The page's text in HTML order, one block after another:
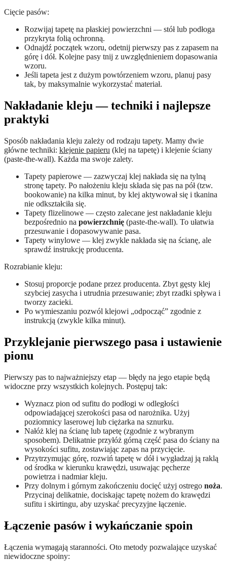
Cięcie pasów:
Rozwijaj tapetę na płaskiej powierzchni — stół lub podłoga
przykryta folią ochronną.
Odnajdź początek wzoru, odetnij pierwszy pas z zapasem na
górę i dół. Kolejne pasy tnij z uwzględnieniem dopasowania
wzoru.
Jeśli tapeta jest z dużym powtórzeniem wzoru, planuj pasy
tak, by maksymalnie wykorzystać materiał.
Nakładanie kleju — techniki i najlepsze
praktyki
Sposób nakładania kleju zależy od rodzaju tapety. Mamy dwie
główne techniki: klejenie papieru (klej na tapetę) i klejenie ściany
(paste-the-wall). Każda ma swoje zalety.
Tapety papierowe — zazwyczaj klej nakłada się na tylną
stronę tapety. Po nałożeniu kleju składa się pas na pół (tzw.
bookowanie) na kilka minut, by klej aktywował się i tkanina
nie odkształciła się.
Tapety flizelinowe — często zalecane jest nakładanie kleju
bezpośrednio na powierzchnię (paste-the-wall). To ułatwia
przesuwanie i dopasowywanie pasa.
Tapety winylowe — klej zwykle nakłada się na ścianę, ale
sprawdź instrukcję producenta.
Rozrabianie kleju:
Stosuj proporcje podane przez producenta. Zbyt gęsty klej
szybciej zasycha i utrudnia przesuwanie; zbyt rzadki spływa i
tworzy zacieki.
Po wymieszaniu pozwól klejowi „odpocząć” zgodnie z
instrukcją (zwykle kilka minut).
Przyklejanie pierwszego pasa i ustawienie
pionu
Pierwszy pas to najważniejszy etap — błędy na jego etapie będą
widoczne przy wszystkich kolejnych. Postępuj tak:
Wyznacz pion od sufitu do podłogi w odległości
odpowiadającej szerokości pasa od narożnika. Użyj
poziomnicy laserowej lub ciężarka na sznurku.
Nałóż klej na ścianę lub tapetę (zgodnie z wybranym
sposobem). Delikatnie przyłóż górną część pasa do ściany na
wysokości sufitu, zostawiając zapas na przycięcie.
Przytrzymując górę, rozwiń tapetę w dół i wygładzaj ją raklą
od środka w kierunku krawędzi, usuwając pęcherze
powietrza i nadmiar kleju.
Przy dolnym i górnym zakończeniu docięć użyj ostrego noża.
Przycinaj delikatnie, dociskając tapetę nożem do krawędzi
sufitu i skirtingu, aby uzyskać precyzyjne łączenie.
Łączenie pasów i wykańczanie spoin
Łączenia wymagają staranności. Oto metody pozwalające uzyskać
niewidoczne spoiny: